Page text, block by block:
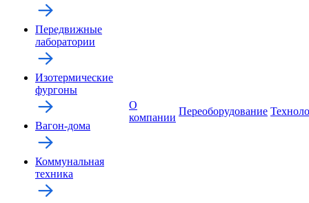
Передвижные
лаборатории
Изотермические
фургоны
Вагон-дома
Коммунальная
техника
О
компании
Переоборудование